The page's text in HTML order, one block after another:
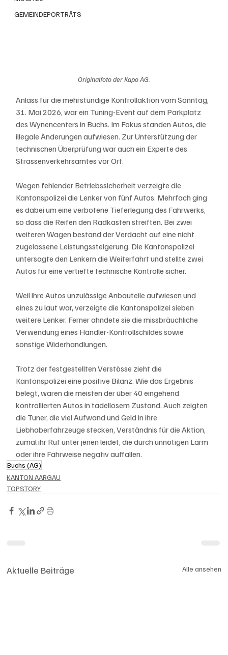
GEMEINDEPORTRÄTS
Originalfoto der Kapo AG.
Anlass für die mehrstündige Kontrollaktion vom Sonntag,
31. Mai 2026, war ein Tuning-Event auf dem Parkplatz
des Wynencenters in Buchs. Im Fokus standen Autos, die
illegale Änderungen aufwiesen. Zur Unterstützung der
technischen Überprüfung war auch ein Experte des
Strassenverkehrsamtes vor Ort.
Wegen fehlender Betriebssicherheit verzeigte die
Kantonspolizei die Lenker von fünf Autos. Mehrfach ging
es dabei um eine verbotene Tieferlegung des Fahrwerks,
so dass die Reifen den Radkasten streiften. Bei zwei
weiteren Wagen bestand der Verdacht auf eine nicht
zugelassene Leistungssteigerung. Die Kantonspolizei
untersagte den Lenkern die Weiterfahrt und stellte zwei
Autos für eine vertiefte technische Kontrolle sicher.
Weil ihre Autos unzulässige Anbauteile aufwiesen und
eines zu laut war, verzeigte die Kantonspolizei sieben
weitere Lenker. Ferner ahndete sie die missbräuchliche
Verwendung eines Händler-Kontrollschildes sowie
sonstige Widerhandlungen.
Trotz der festgestellten Verstösse zieht die
Kantonspolizei eine positive Bilanz. Wie das Ergebnis
belegt, waren die meisten der über 40 eingehend
kontrollierten Autos in tadellosem Zustand. Auch zeigten
die Tuner, die viel Aufwand und Geld in ihre
Liebhaberfahrzeuge stecken, Verständnis für die Aktion,
zumal ihr Ruf unter jenen leidet, die durch unnötigen Lärm
oder ihre Fahrweise negativ auffallen.
Buchs (AG)
KANTON AARGAU
TOPSTORY
Aktuelle Beiträge Alle ansehen